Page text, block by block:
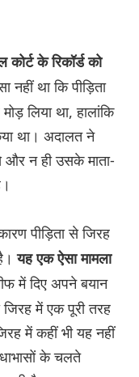
के रिकॉर्ड को
नहीं था कि पीड़िता
लिया था, हालांकि
था। अदालत ने
न ही उसके माता-
पीड़िता से जिरह
यह एक ऐसा मामला
में दिए अपने बयान
जिरह में एक पूरी तरह
में कहीं भी यह नहीं
के चलते